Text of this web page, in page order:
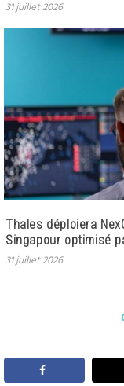
31 juillet 2026
Thales déploiera
Singapour optimisé
31 juillet 2026